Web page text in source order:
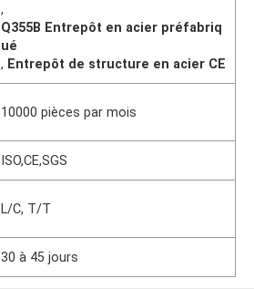
,
Q355B Entrepôt en acier préfabriq
ué
, Entrepôt de structure en acier CE
10000 pièces par mois
ISO,CE,SGS
L/C, T/T
30 à 45 jours